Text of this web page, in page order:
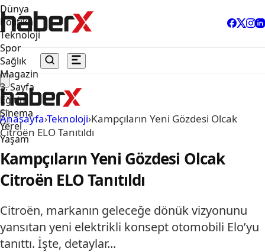
Dünya
Politika
Teknoloji
Spor
Sağlık
Magazin
3. Sayfa
Eğitim
Sinema
Yerel
Yaşam
Anasayfa›Teknoloji›Kampçıların Yeni Gözdesi Olcak
Citroën ELO Tanıtıldı
Kampçıların Yeni Gözdesi Olcak
Citroën ELO Tanıtıldı
Citroën, markanın geleceğe dönük vizyonunu
yansıtan yeni elektrikli konsept otomobili Elo’yu
tanıttı. İşte, detaylar...